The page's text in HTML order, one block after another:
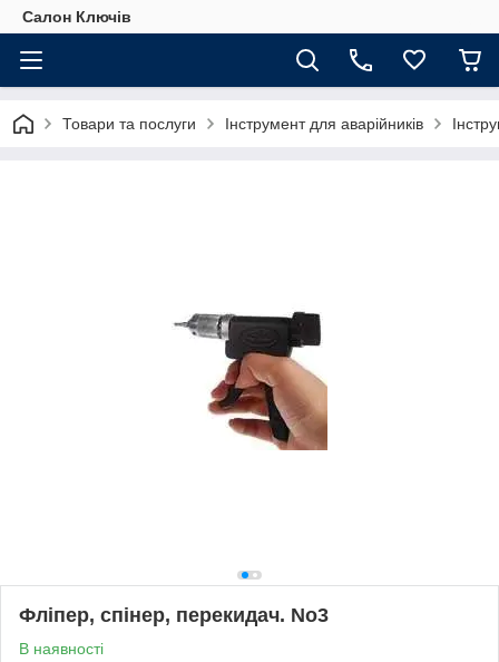
Салон Ключів
Товари та послуги Інструмент для аварійників
Фліпер, спінер, перекидач. No3
В наявності